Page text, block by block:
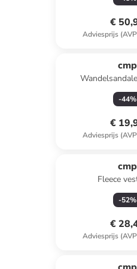
€
Adviesprijs
cmp
-44%
€
Adviesprijs
cmp
Fleece
-52%
€
Adviesprijs